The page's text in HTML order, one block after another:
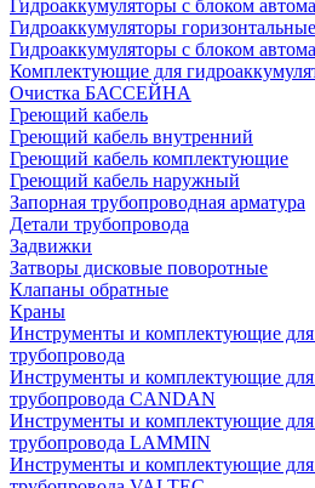
Гидроаккумуляторы с блоком
Гидроаккумуляторы горизонтальные
Гидроаккумуляторы с блоком
Комплектующие для
Очистка БАССЕЙНА
Греющий кабель
Греющий кабель внутренний
Греющий кабель комплектующие
Греющий кабель наружный
Запорная трубопроводная арматура
Детали трубопровода
Задвижки
Затворы дисковые поворотные
Клапаны обратные
Краны
Инструменты и комплектующие
трубопровода
Инструменты и комплектующие
трубопровода CANDAN
Инструменты и комплектующие
трубопровода LAMMIN
Инструменты и комплектующие